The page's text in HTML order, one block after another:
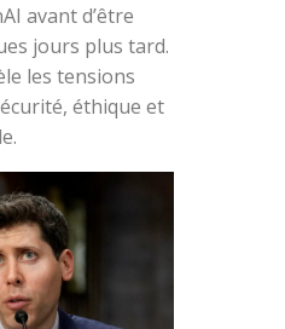
avant d’être
jours plus tard.
les tensions
éthique et